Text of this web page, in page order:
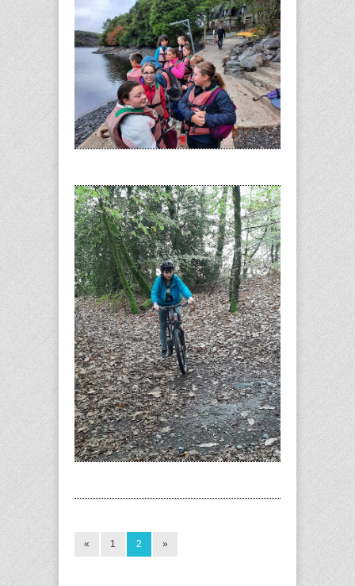
« 1 2 »